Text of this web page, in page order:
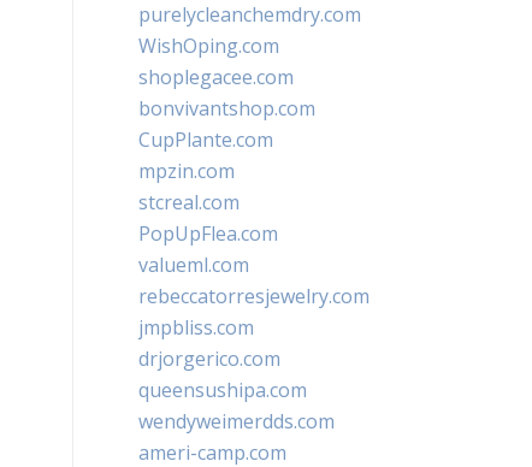
purelycleanchemdry.com
WishOping.com
shoplegacee.com
bonvivantshop.com
CupPlante.com
mpzin.com
stcreal.com
PopUpFlea.com
valueml.com
rebeccatorresjewelry.com
jmpbliss.com
drjorgerico.com
queensushipa.com
wendyweimerdds.com
ameri-camp.com